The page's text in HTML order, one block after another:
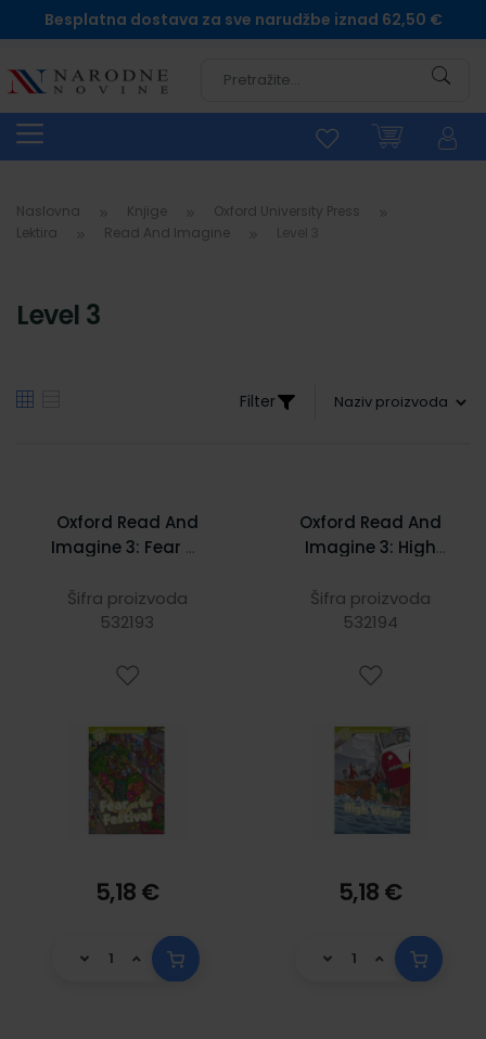
Besplatna dostava za sve narudžbe iznad 62,50 €
Naslovna Knjige
Oxford University Press
Lektira
Read And Imagine
Level 3
Filter
Oxford Read And
Imagine 3: Fear At
Šifra proizvoda
532193
5,18 €
Oxford Read And
Imagine 3: High
Šifra proizvoda
532194
5,18 €